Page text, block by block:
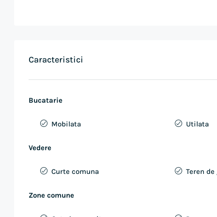
Caracteristici
Bucatarie
Mobilata Utilata
Vedere
Curte comuna Teren de
Zone comune